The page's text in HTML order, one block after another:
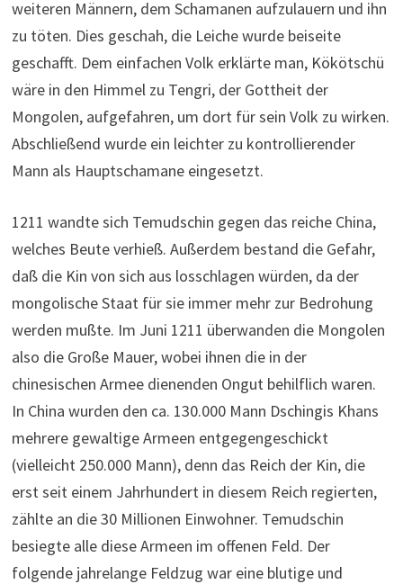
weiteren Männern, dem Schamanen aufzulauern und ihn
zu töten. Dies geschah, die Leiche wurde beiseite
geschafft. Dem einfachen Volk erklärte man, Kökötschü
wäre in den Himmel zu Tengri, der Gottheit der
Mongolen, aufgefahren, um dort für sein Volk zu wirken.
Abschließend wurde ein leichter zu kontrollierender
Mann als Hauptschamane eingesetzt.
1211 wandte sich Temudschin gegen das reiche China,
welches Beute verhieß. Außerdem bestand die Gefahr,
daß die Kin von sich aus losschlagen würden, da der
mongolische Staat für sie immer mehr zur Bedrohung
werden mußte. Im Juni 1211 überwanden die Mongolen
also die Große Mauer, wobei ihnen die in der
chinesischen Armee dienenden Ongut behilflich waren.
In China wurden den ca. 130.000 Mann Dschingis Khans
mehrere gewaltige Armeen entgegengeschickt
(vielleicht 250.000 Mann), denn das Reich der Kin, die
erst seit einem Jahrhundert in diesem Reich regierten,
zählte an die 30 Millionen Einwohner. Temudschin
besiegte alle diese Armeen im offenen Feld. Der
folgende jahrelange Feldzug war eine blutige und